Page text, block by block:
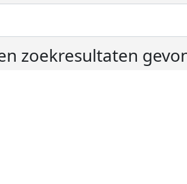
zoekresultaten